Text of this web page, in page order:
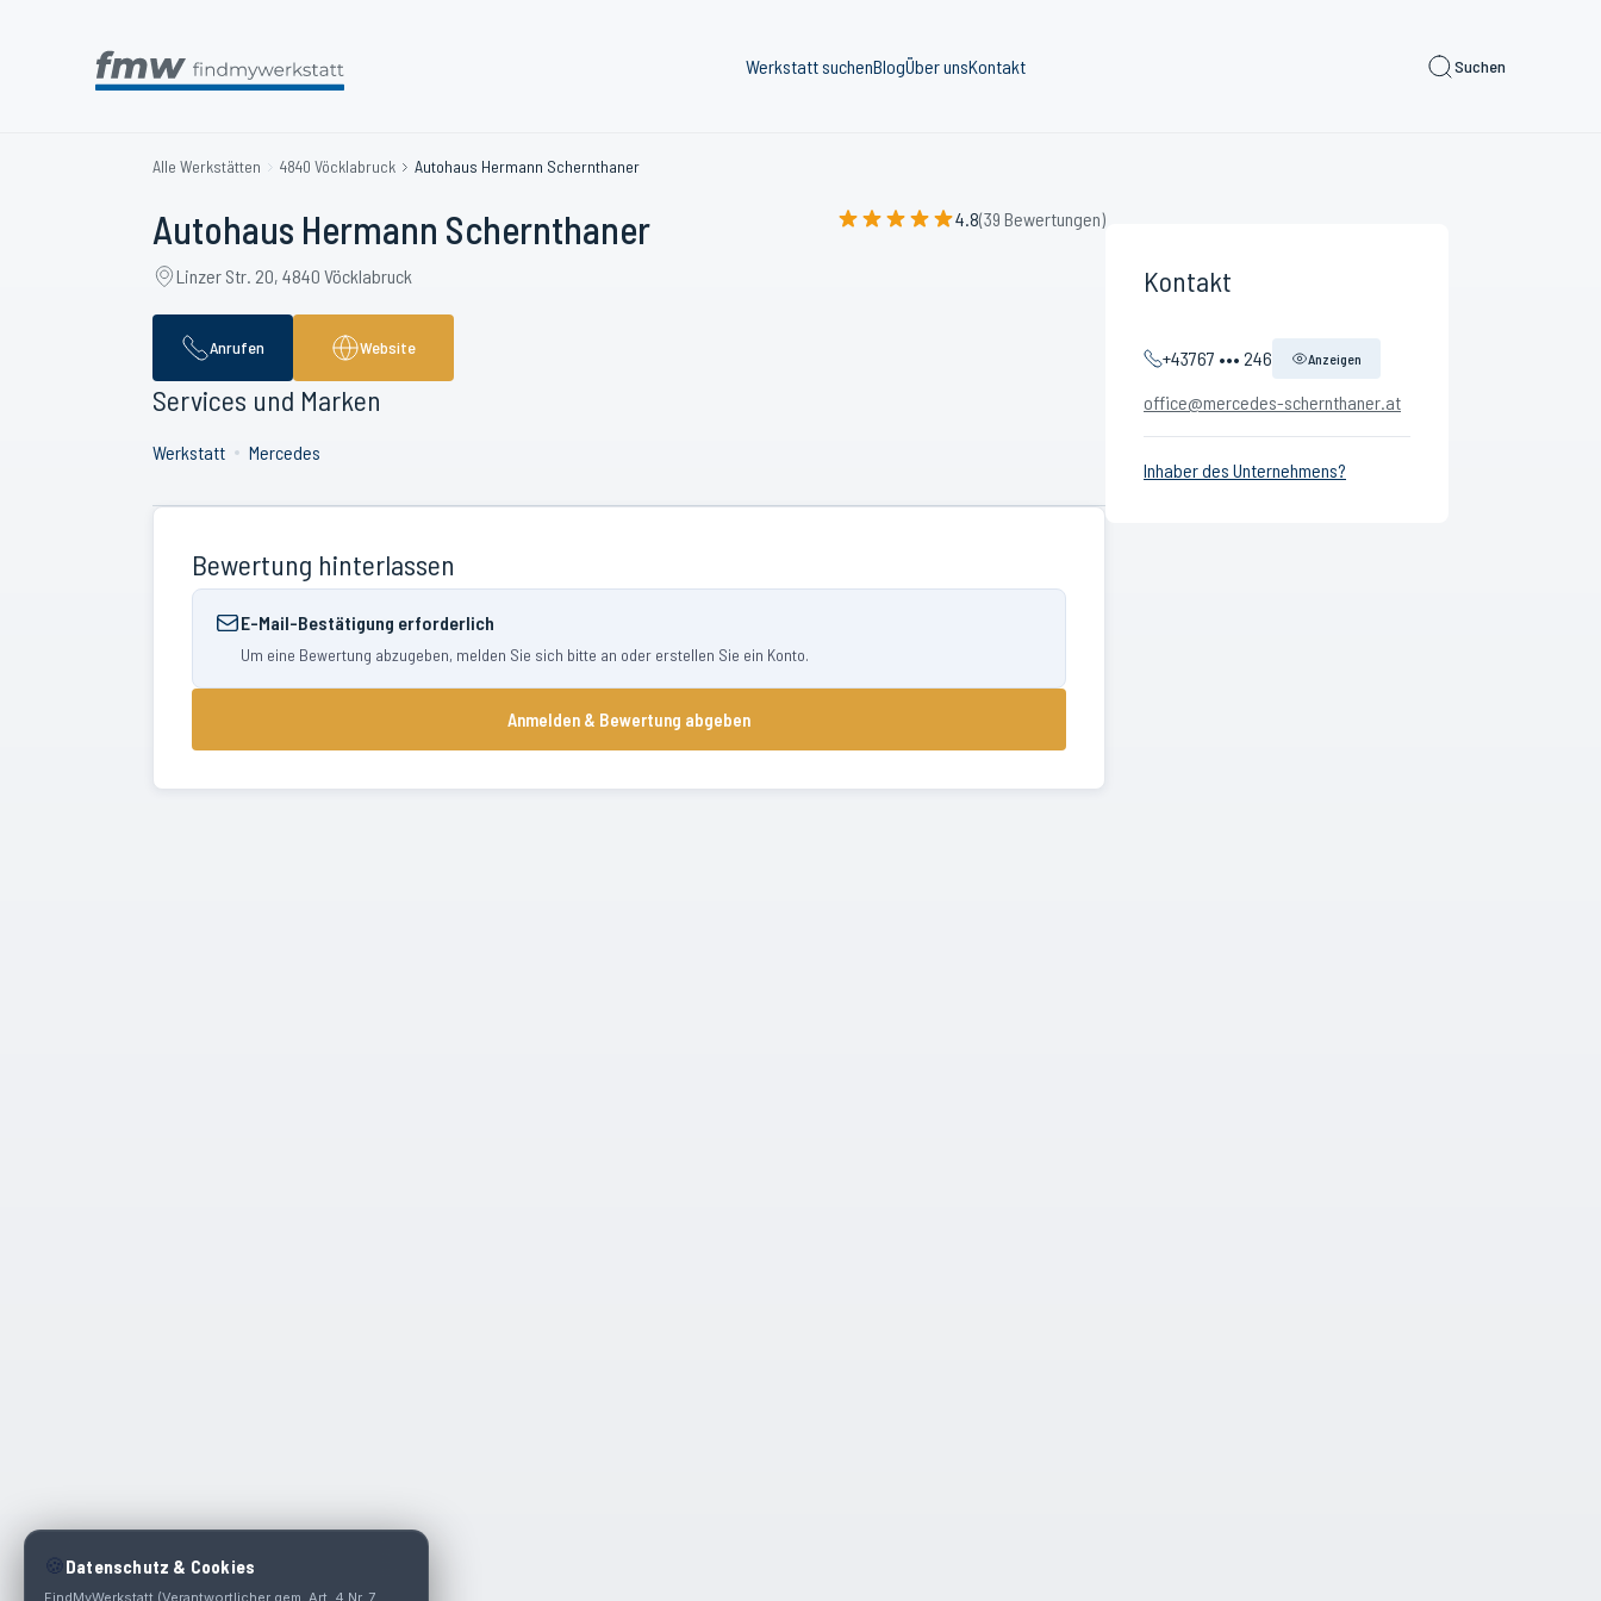
Werkstatt suchenBlogÜber unsKontakt Suchen
Alle Werkstätten 4840 Vöcklabruck Autohaus Hermann Schernthaner
Autohaus Hermann Schernthaner 4.8(39 Bewertungen)
Linzer Str. 20, 4840 Vöcklabruck
Anrufen Website
Services und Marken
Werkstatt Mercedes
Bewertung hinterlassen
E-Mail-Bestätigung erforderlich
Um eine Bewertung abzugeben, melden Sie sich bitte an oder erstellen Sie ein Konto.
Anmelden & Bewertung abgeben
Kontakt
+43767 ••• 246 Anzeigen
office@mercedes-schernthaner.at
Inhaber des Unternehmens?
🍪 Datenschutz & Cookies
FindMyWerkstatt (Verantwortlicher gem. Art. 4 Nr. 7